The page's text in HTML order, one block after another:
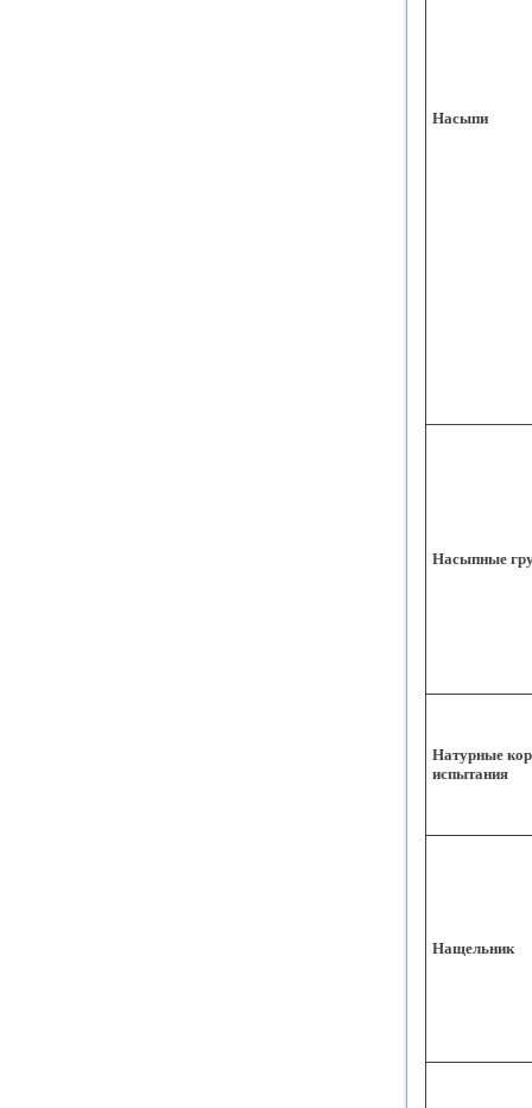
Насыпи
Насыпные
Натурные
испытания
Нащельник